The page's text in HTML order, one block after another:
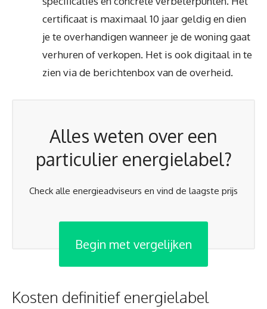
certificaat is maximaal 10 jaar geldig en dien
je te overhandigen wanneer je de woning gaat
verhuren of verkopen. Het is ook digitaal in te
zien via de berichtenbox van de overheid.
Alles weten over een
particulier energielabel?
Check alle energieadviseurs en vind de laagste prijs
Begin met vergelijken
Kosten definitief energielabel